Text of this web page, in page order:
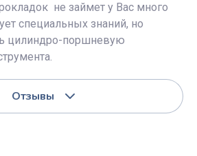
не займет у Вас много
специальных знаний, но
цилиндро-поршневую
Отзывы